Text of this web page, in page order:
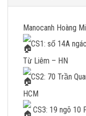
Manocanh Hoàng
CS1: số 14A
Từ Liêm – HN
CS2: 70 Trần
HCM
CS3: 19 ngõ 10